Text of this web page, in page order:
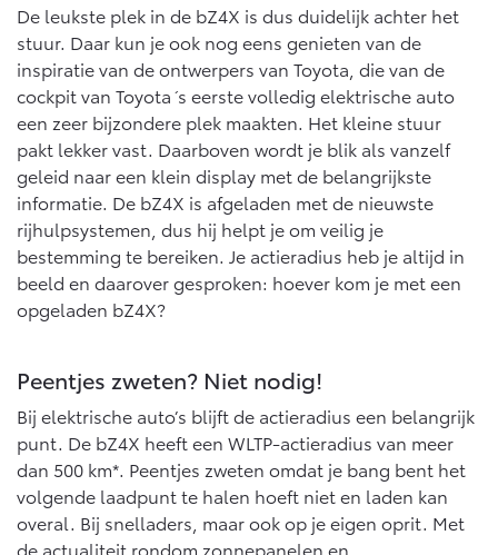
De leukste plek in de bZ4X is dus duidelijk achter het
stuur. Daar kun je ook nog eens genieten van de
inspiratie van de ontwerpers van Toyota, die van de
cockpit van Toyota´s eerste volledig elektrische auto
een zeer bijzondere plek maakten. Het kleine stuur
pakt lekker vast. Daarboven wordt je blik als vanzelf
geleid naar een klein display met de belangrijkste
informatie. De bZ4X is afgeladen met de nieuwste
rijhulpsystemen, dus hij helpt je om veilig je
bestemming te bereiken. Je actieradius heb je altijd in
beeld en daarover gesproken: hoever kom je met een
opgeladen bZ4X?
Peentjes zweten? Niet nodig!
Bij elektrische auto’s blijft de actieradius een belangrijk
punt. De bZ4X heeft een WLTP-actieradius van meer
dan 500 km*. Peentjes zweten omdat je bang bent het
volgende laadpunt te halen hoeft niet en laden kan
overal. Bij snelladers, maar ook op je eigen oprit. Met
de actualiteit rondom zonnepanelen en